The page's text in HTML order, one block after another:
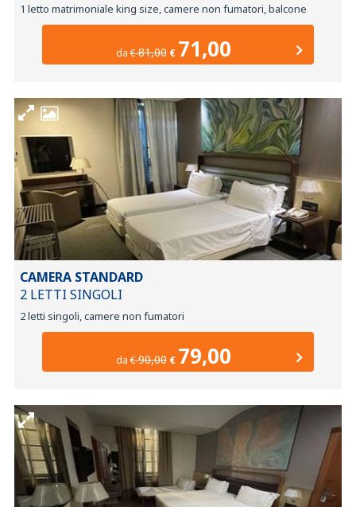
1 letto matrimoniale king size, camere non fumatori, balcone
da€81,00 € 71,00
CAMERA STANDARD
2 LETTI SINGOLI
2 letti singoli, camere non fumatori
da€90,00 € 79,00